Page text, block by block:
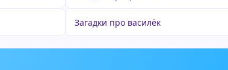
Загадки про василёк